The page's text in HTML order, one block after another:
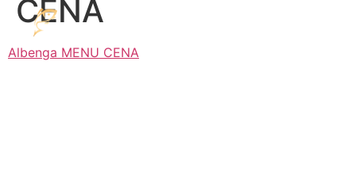
CENA
Albenga MENU CENA